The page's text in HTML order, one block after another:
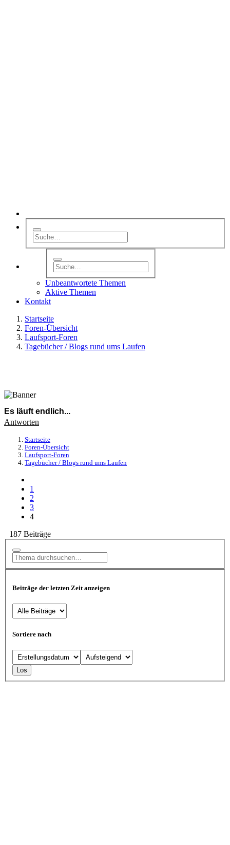
Unbeantwortete Themen
Aktive Themen
Kontakt
Startseite
Foren-Übersicht
Laufsport-Foren
Tagebücher / Blogs rund ums Laufen
Es läuft endlich...
Antworten
Startseite
Foren-Übersicht
Laufsport-Foren
Tagebücher / Blogs rund ums Laufen
1
2
3
4
187 Beiträge
Beiträge der letzten Zeit anzeigen
Sortiere nach